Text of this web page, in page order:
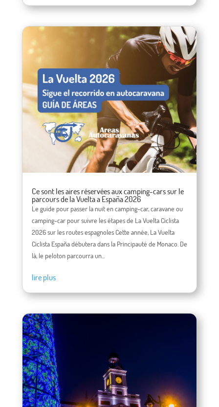
Ce sont les aires réservées aux camping-cars sur le
parcours de la Vuelta a España 2026
Le guide pour passer la nuit en camping-car, caravane ou
camping-car pour suivre les étapes de La Vuelta Ciclista
2026 sur les routes espagnoles Cette année, La Vuelta
Ciclista España débutera dans la Principauté de Monaco. De
là, le peloton parcourra un...
lire plus